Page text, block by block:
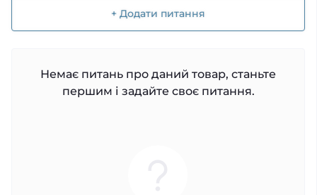
+ Додати питання
Немає питань про даний товар, станьте
першим і задайте своє питання.